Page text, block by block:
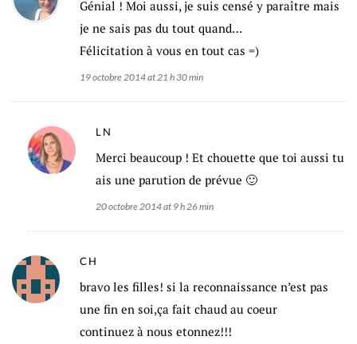
Génial ! Moi aussi, je suis censé y paraître mais
je ne sais pas du tout quand…
Félicitation à vous en tout cas =)
19 octobre 2014 at 21 h 30 min
LN
Merci beaucoup ! Et chouette que toi aussi tu
ais une parution de prévue 🙂
20 octobre 2014 at 9 h 26 min
CH
bravo les filles! si la reconnaissance n’est pas
une fin en soi,ça fait chaud au coeur
continuez à nous etonnez!!!